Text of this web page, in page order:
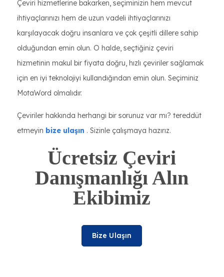
Çeviri hizmetlerine bakarken, seçiminizin hem mevcut
ihtiyaçlarınızı hem de uzun vadeli ihtiyaçlarınızı
karşılayacak doğru insanlara ve çok çeşitli dillere sahip
olduğundan emin olun. O halde, seçtiğiniz çeviri
hizmetinin makul bir fiyata doğru, hızlı çeviriler sağlamak
için en iyi teknolojiyi kullandığından emin olun. Seçiminiz
MotaWord olmalıdır.
Çeviriler hakkında herhangi bir sorunuz var mı? tereddüt
etmeyin bize ulaşın . Sizinle çalışmaya hazırız.
Ücretsiz Çeviri
Danışmanlığı Alın
Ekibimiz
Bize Ulaşın